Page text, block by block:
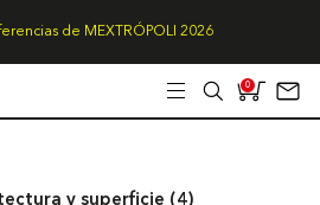
de MEXTRÓPOLI 2026
0
y superficie (4)